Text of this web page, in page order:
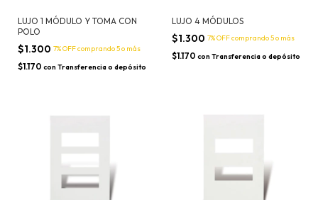
LUJO 1 MÓDULO Y TOMA CON
POLO
$1.300 7% OFFcomprando 5 o más
$1.170 con Transferencia o depósito
LUJO 4 MÓDULOS
$1.300 7% OFFcomprando 5 o más
$1.170 con Transferencia o depósito